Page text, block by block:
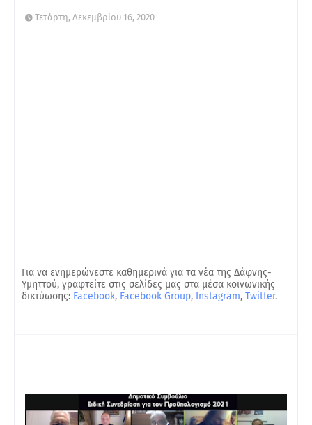
Τετάρτη, Δεκεμβρίου 16, 2020
Για να ενημερώνεστε καθημερινά για τα νέα της Δάφνης-
Υμηττού, γραφτείτε στις σελίδες μας στα μέσα κοινωνικής
δικτύωσης: Facebook, Facebook Group, Instagram, Twitter.